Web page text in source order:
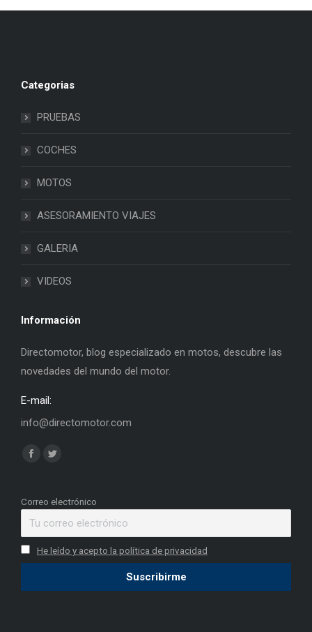
Categorias
PRUEBAS
COCHES
MOTOS
ASESORAMIENTO VIAJES
GALERIA
VIDEOS
Información
Directomotor, blog especializado en motos, descubre las
novedades del mundo del motor.
E-mail:
info@directomotor.com
Find us on:
Facebook
opens
window
Twitter
opens
window
Correo electrónico
He leído y acepto la política de privacidad